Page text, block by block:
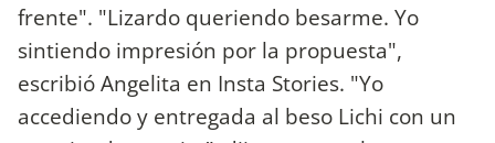
frente". "Lizardo queriendo besarme. Yo
sintiendo impresión por la propuesta",
escribió Angelita en Insta Stories. "Yo
accediendo y entregada al beso Lichi con un